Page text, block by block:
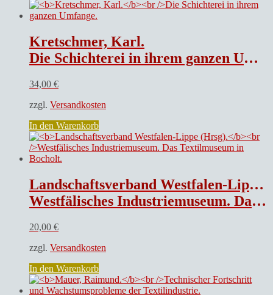
Kretschmer, Karl.
Die Schichterei in ihrem ganzen Umfange.
34,00 €
zzgl. Versandkosten
In den Warenkorb
Landschaftsverband Westfalen-Lippe (Hrsg).
Westfälisches Industriemuseum. Das Textilmuseum in Bocholt.
20,00 €
zzgl. Versandkosten
In den Warenkorb